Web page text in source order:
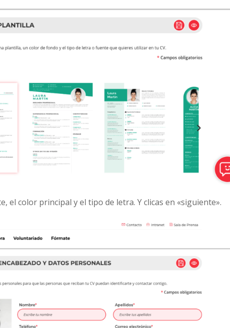
el color principal y el tipo de letra. Y clicas en «siguiente».